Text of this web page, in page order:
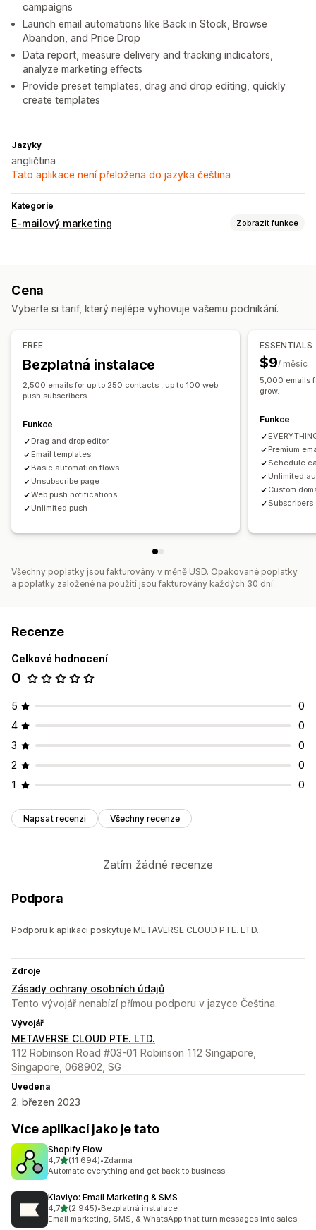
campaigns
Launch email automations like Back in Stock, Browse
Abandon, and Price Drop
Data report, measure delivery and tracking indicators,
analyze marketing effects
Provide preset templates, drag and drop editing, quickly
create templates
Jazyky
angličtina
Tato aplikace není přeložena do jazyka čeština
Kategorie
E-mailový marketing Zobrazit funkce
E-maily týkající se poklesu cen
E-maily týkající se opětovného naskladnění
Nástroj Editor
Analytika
Cena
Vyberte si tarif, který nejlépe vyhovuje vašemu podnikání.
FREE
Bezplatná instalace
2,500 emails for up to 250 contacts , up to 100 web
push subscribers.
Funkce
Drag and drop editor
Email templates
Basic automation flows
Unsubscribe page
Web push notifications
Unlimited push
ESSENTIALS
$9/ měsíc
5,000 emails
grow.
Funkce
Premium
Schedule
Unlimited
Custom
Všechny poplatky jsou fakturovány v měně USD. Opakované poplatky
a poplatky založené na použití jsou fakturovány každých 30 dní.
Recenze
Celkové hodnocení
0
5
0
4
0
3
0
2
0
1
0
Napsat recenzi Všechny recenze
Zatím žádné recenze
Podpora
Podporu k aplikaci poskytuje METAVERSE CLOUD PTE. LTD..
Zdroje
Zásady ochrany osobních údajů
Tento vývojář nenabízí přímou podporu v jazyce Čeština.
Vývojář
METAVERSE CLOUD PTE. LTD.
112 Robinson Road #03-01 Robinson 112 Singapore,
Singapore, 068902, SG
Uvedena
2. březen 2023
Více aplikací jako je tato
Shopify Flow
4,7z 5 hvězd
(11 694)
Celkový počet recenzí: 11694
•Zdarma
Automate everything and get back to business
Klaviyo: Email Marketing & SMS
4,7z 5 hvězd
(2 945)
Celkový počet recenzí: 2945
•Bezplatná instalace
Email marketing, SMS, & WhatsApp that turn messages into sales